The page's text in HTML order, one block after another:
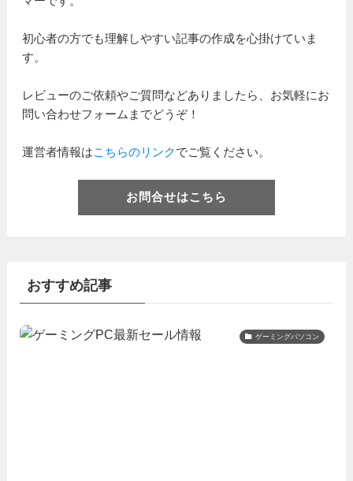
初心者の方でも理解しやすい記事の作成を心掛けていま
す。
レビューのご依頼やご質問などありましたら、お気軽にお
問い合わせフォームまでどうぞ！
運営者情報はこちらのリンクでご覧ください。
お問合せはこちら
おすすめ記事
ゲーミングパソコン